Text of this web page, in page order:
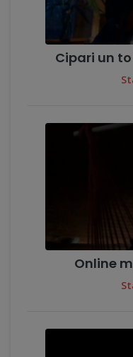
Cipari un
Online